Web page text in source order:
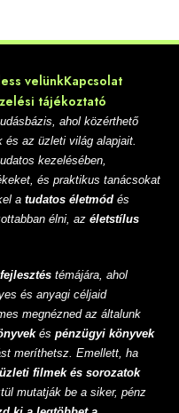
velünkKapcsolat
tájékoztató
ahol közérthető
és az üzleti világ alapjait.
kezelésében,
és praktikus tanácsokat
a tudatos életmód és
élni, az életstílus
témájára, ahol
és anyagi céljaid
megnézned az általunk
és pénzügyi könyvek
meríthetsz. Emellett, ha
üzleti filmek és sorozatok
mutatják be a siker, pénz